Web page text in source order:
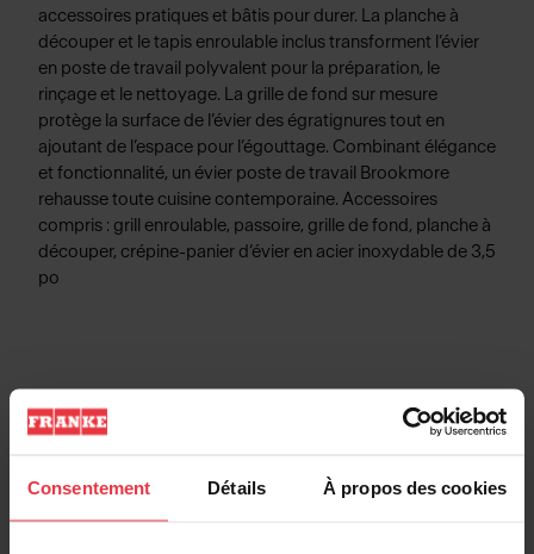
Consentement Détails À propos des cookies
accessoires pratiques et bâtis pour durer. La planche à
découper et le tapis enroulable inclus transforment l’évier
en poste de travail polyvalent pour la préparation, le
rinçage et le nettoyage. La grille de fond sur mesure
protège la surface de l’évier des égratignures tout en
ajoutant de l’espace pour l’égouttage. Combinant élégance
et fonctionnalité, un évier poste de travail Brookmore
rehausse toute cuisine contemporaine. Accessoires
compris : grill enroulable, passoire, grille de fond, planche à
découper, crépine-panier d’évier en acier inoxydable de 3,5
po
Informations produits
Information produit